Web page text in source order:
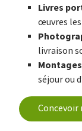
Livres
œuvres
livraison
séjour ou